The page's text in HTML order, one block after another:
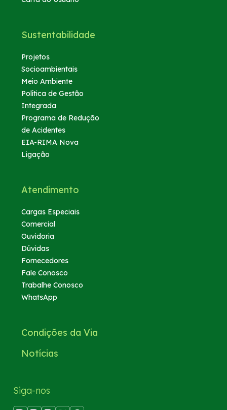
Sustentabilidade
Projetos
Socioambientais
Meio Ambiente
Política de Gestão
Integrada
Programa de Redução
de Acidentes
EIA-RIMA Nova
Ligação
Atendimento
Cargas Especiais
Comercial
Ouvidoria
Dúvidas
Fornecedores
Fale Conosco
Trabalhe Conosco
WhatsApp
Condições da Via
Notícias
Siga-nos